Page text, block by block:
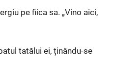
pe fiica sa. „Vino aici,
tatălui ei, ținându-se